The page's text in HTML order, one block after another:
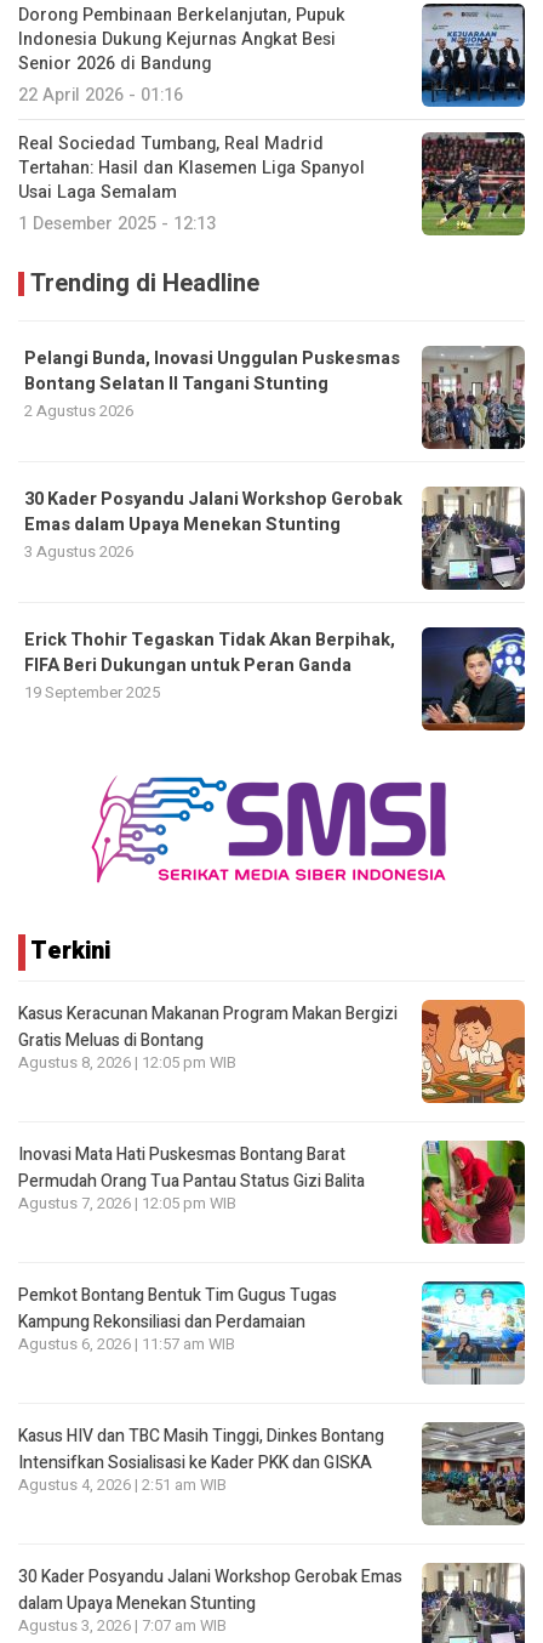
Dorong Pembinaan Berkelanjutan, Pupuk
Indonesia Dukung Kejurnas Angkat Besi
Senior 2026 di Bandung
22 April 2026 - 01:16
Real Sociedad Tumbang, Real Madrid
Tertahan: Hasil dan Klasemen Liga Spanyol
Usai Laga Semalam
1 Desember 2025 - 12:13
Trending di Headline
Pelangi Bunda, Inovasi Unggulan Puskesmas
Bontang Selatan II Tangani Stunting
2 Agustus 2026
30 Kader Posyandu Jalani Workshop Gerobak
Emas dalam Upaya Menekan Stunting
3 Agustus 2026
Erick Thohir Tegaskan Tidak Akan Berpihak,
FIFA Beri Dukungan untuk Peran Ganda
19 September 2025
Terkini
Kasus Keracunan Makanan Program Makan Bergizi
Gratis Meluas di Bontang
Agustus 8, 2026 | 12:05 pm WIB
Inovasi Mata Hati Puskesmas Bontang Barat
Permudah Orang Tua Pantau Status Gizi Balita
Agustus 7, 2026 | 12:05 pm WIB
Pemkot Bontang Bentuk Tim Gugus Tugas
Kampung Rekonsiliasi dan Perdamaian
Agustus 6, 2026 | 11:57 am WIB
Kasus HIV dan TBC Masih Tinggi, Dinkes Bontang
Intensifkan Sosialisasi ke Kader PKK dan GISKA
Agustus 4, 2026 | 2:51 am WIB
30 Kader Posyandu Jalani Workshop Gerobak Emas
dalam Upaya Menekan Stunting
Agustus 3, 2026 | 7:07 am WIB